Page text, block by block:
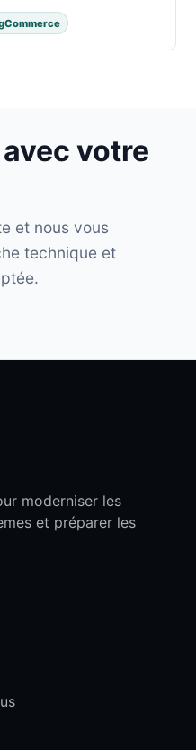
votre
et nous vous
technique et
moderniser les
et préparer les